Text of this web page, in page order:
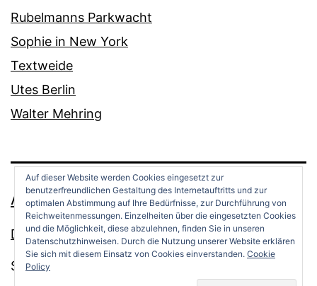
Rubelmanns Parkwacht
Sophie in New York
Textweide
Utes Berlin
Walter Mehring
ANDREAS OPPERMANN
Datenschutz
Stolz präsentiert von
Auf dieser Website werden Cookies eingesetzt zur
benutzerfreundlichen Gestaltung des Internetauftritts und zur
optimalen Abstimmung auf Ihre Bedürfnisse, zur Durchführung von
Reichweitenmessungen. Einzelheiten über die eingesetzten Cookies
und die Möglichkeit, diese abzulehnen, finden Sie in unseren
Datenschutzhinweisen. Durch die Nutzung unserer Website erklären
Sie sich mit diesem Einsatz von Cookies einverstanden. Cookie
Policy